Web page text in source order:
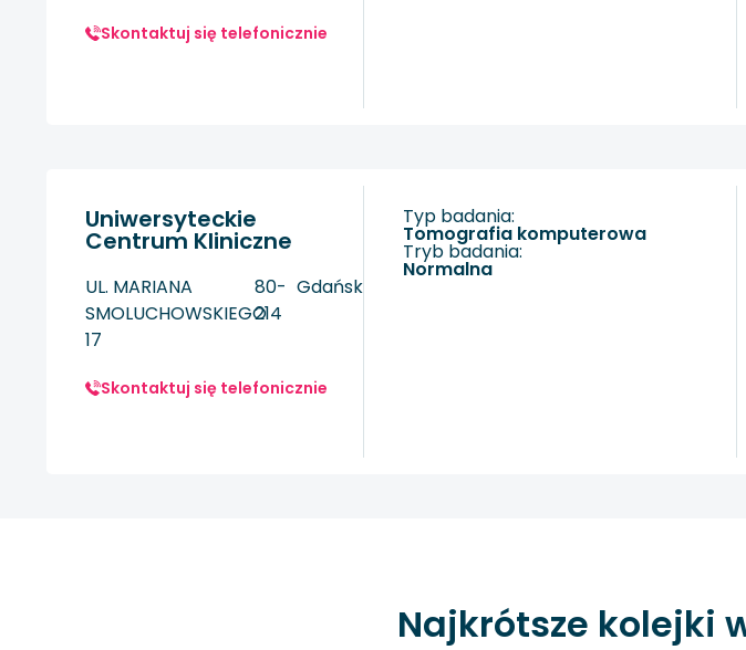
Skontaktuj się telefonicznie
Uniwersyteckie
Centrum Kliniczne
UL. MARIANA
SMOLUCHOWSKIEGO
17
80-
214
Gdańsk
Skontaktuj się telefonicznie
Typ badania:
tomografia komputerowa
Tryb badania:
Normalna
Najkrótsze kolejki